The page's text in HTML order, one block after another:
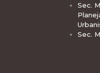
Sec.
Sec.